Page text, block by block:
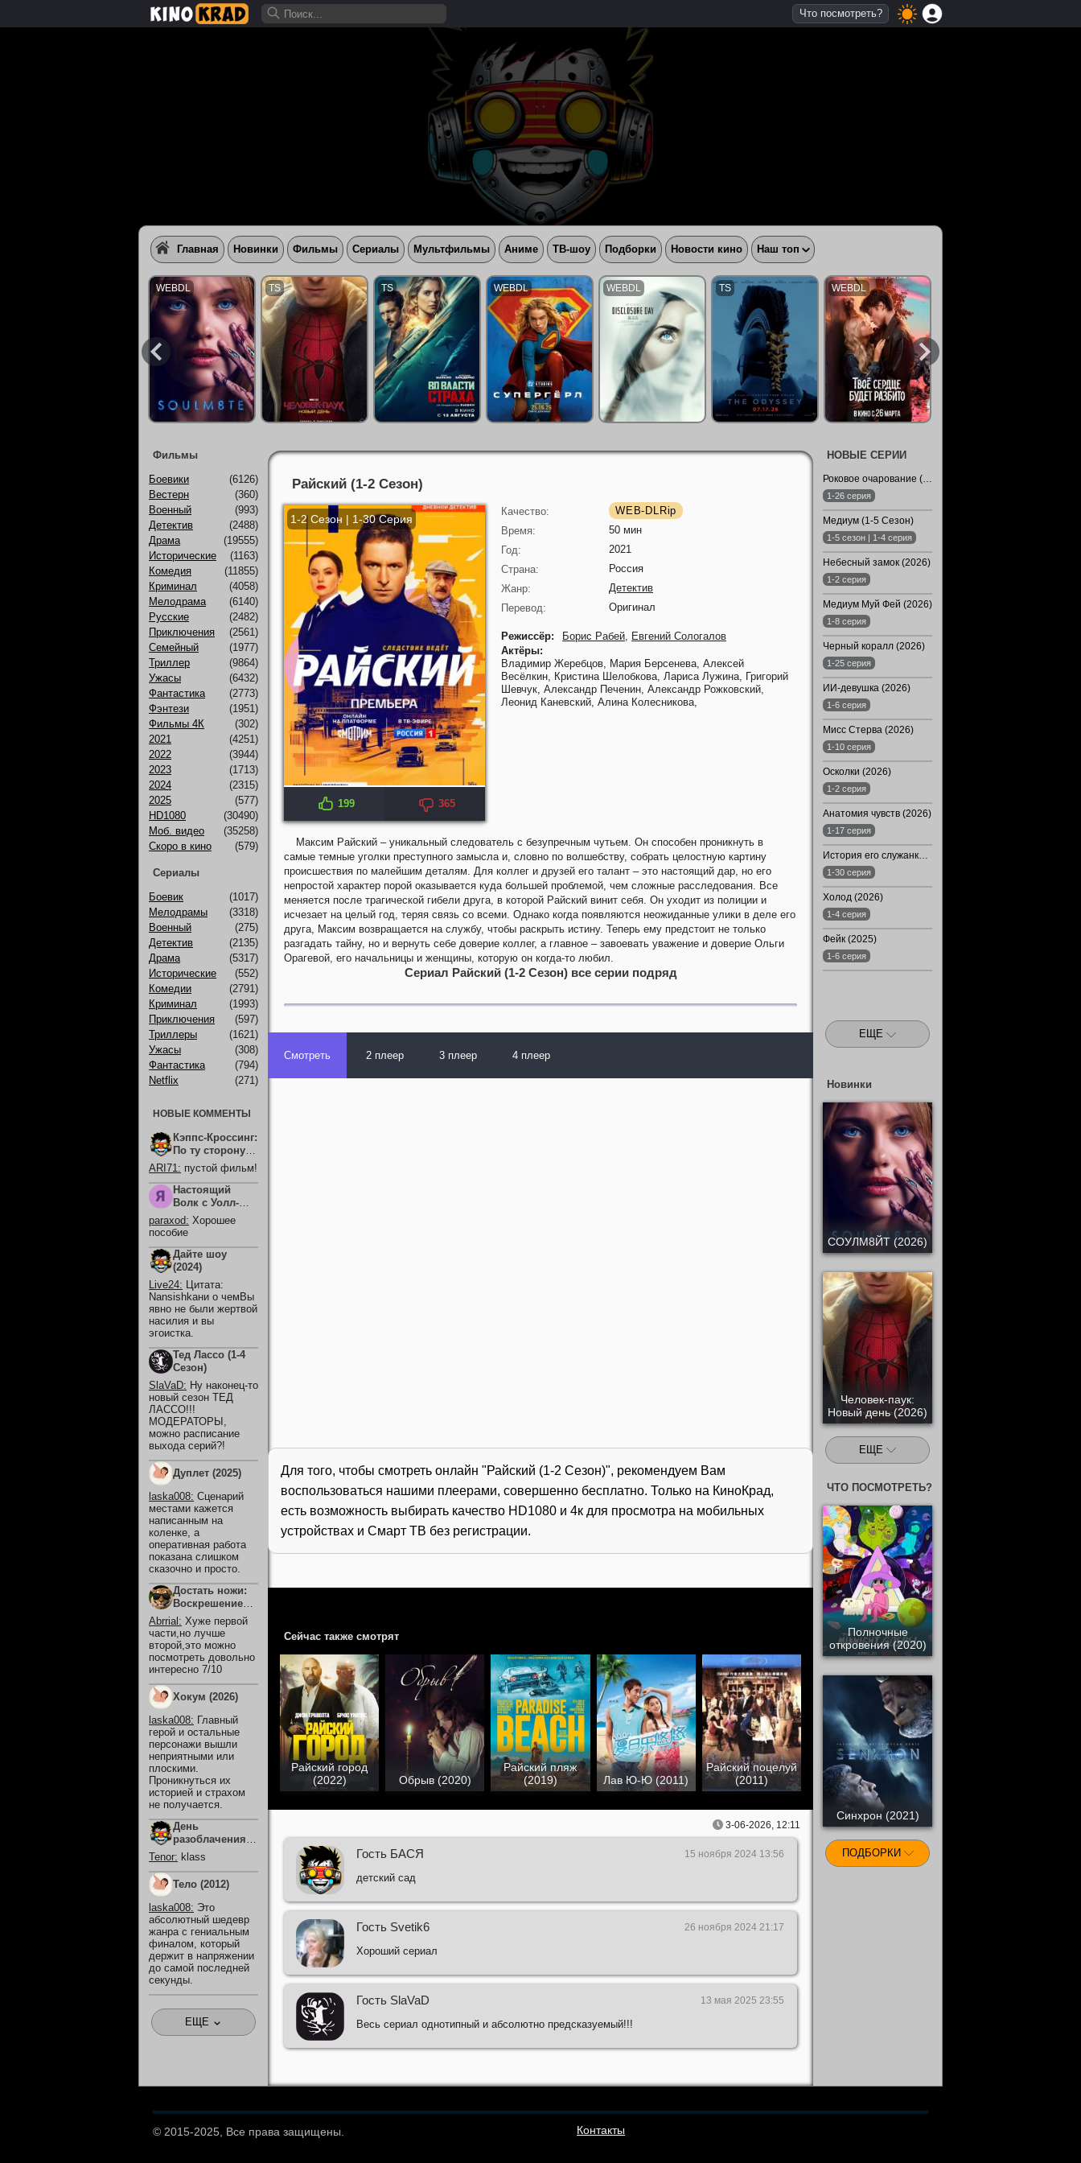
Райский (1-2 Сезон)
KP: 6.5 199 365
1-2 Сезон | 1-30 Серия
Качество:
WEB-DLRip
Время:
50 мин
Год:
2021
Страна:
Россия
Жанр:
Детектив
Перевод:
Оригинал
Режиссёр: Борис Рабей, Евгений Сологалов
Актёры:
Владимир Жеребцов, Мария Берсенева, Алексей
Весёлкин, Кристина Шелобкова, Лариса Лужина, Григорий
Шевчук, Александр Печенин, Александр Рожковский,
Леонид Каневский, Алина Колесникова,
Максим Райский – уникальный следователь с безупречным чутьем. Он способен проникнуть в
самые темные уголки преступного замысла и, словно по волшебству, собрать целостную картину
происшествия по малейшим деталям. Для коллег и друзей его талант – это настоящий дар, но его
непростой характер порой оказывается куда большей проблемой, чем сложные расследования. Все
меняется после трагической гибели друга, в которой Райский винит себя. Он уходит из полиции и
исчезает на целый год, теряя связь со всеми. Однако когда появляются неожиданные улики в деле его
друга, Максим возвращается на службу, чтобы раскрыть истину. Теперь ему предстоит не только
разгадать тайну, но и вернуть себе доверие коллег, а главное – завоевать уважение и доверие Ольги
Орагевой, его начальницы и женщины, которую он когда-то любил.
Сериал Райский (1-2 Сезон) все серии подряд
Смотреть 2 плеер 3 плеер 4 плеер
Для того, чтобы смотреть онлайн "Райский (1-2 Сезон)", рекомендуем Вам
воспользоваться нашими плеерами, совершенно бесплатно. Только на КиноКрад,
есть возможность выбирать качество HD1080 и 4к для просмотра на мобильных
устройствах и Смарт ТВ без регистрации.
Сейчас также смотрят
Райский город
(2022)
Обрыв (2020)
Райский пляж
(2019)
Лав Ю-Ю (2011)
Райский поцелуй
(2011)
3-06-2026, 12:11
Гость БАСЯ 15 ноября 2024 13:56
детский сад
Гость Svetik6 26 ноября 2024 21:17
Хороший сериал
Гость SlaVaD 13 мая 2025 23:55
Весь сериал однотипный и абсолютно предсказуемый!!!
Фильмы
Боевики
(6126)
Вестерн
(360)
Военный
(993)
Детектив
(2488)
Драма
(19555)
Исторические
(1163)
Комедия
(11855)
Криминал
(4058)
Мелодрама
(6140)
Русские
(2482)
Приключения
(2561)
Семейный
(1977)
Триллер
(9864)
Ужасы
(6432)
Фантастика
(2773)
Фэнтези
(1951)
Фильмы 4К
(302)
2021
(4251)
2022
(3944)
2023
(1713)
2024
(2315)
2025
(577)
HD1080
(30490)
Моб. видео
(35258)
Скоро в кино
(579)
Сериалы
Боевик
(1017)
Мелодрамы
(3318)
Военный
(275)
Детектив
(2135)
Драма
(5317)
Исторические
(552)
Комедии
(2791)
Криминал
(1993)
Приключения
(597)
Триллеры
(1621)
Ужасы
(308)
Фантастика
(794)
Netflix
(271)
НОВЫЕ КОММЕНТЫ
Кэппс-Кроссинг:
По ту сторону
смерти (2026)
ARI71: пустой фильм!
Настоящий
Волк с Уолл-
Стрит (2026)
paraxod: Хорошее
пособие
Дайте шоу
(2024)
Live24: Цитата:
Nansishkaни о чемВы
явно не были жертвой
насилия и вы
эгоистка.
Тед Лассо (1-4
Сезон)
SlaVaD: Ну наконец-то
новый сезон ТЕД
ЛАССО!!!
МОДЕРАТОРЫ,
можно расписание
выхода серий?!
Дуплет (2025)
laska008: Сценарий
местами кажется
написанным на
коленке, а
оперативная работа
показана слишком
сказочно и просто.
Достать ножи:
Воскрешение
покойника
(2025)
Abrrial : Хуже первой
части,но лучше
второй,это можно
посмотреть довольно
интересно 7/10
Хокум (2026)
laska008: Главный
герой и остальные
персонажи вышли
неприятными или
плоскими.
Проникнуться их
историей и страхом
не получается.
День
разоблачения
(2026)
Tenor: klass
Тело (2012)
laska008: Это
абсолютный шедевр
жанра с гениальным
финалом, который
держит в напряжении
до самой последней
секунды.
ЕЩЕ
НОВЫЕ СЕРИИ
Роковое очарование (2024)
1-26 серия
Медиум (1-5 Сезон)
1-5 сезон | 1-4 серия
Небесный замок (2026)
1-2 серия
Медиум Муй Фей (2026)
1-8 серия
Черный коралл (2026)
1-25 серия
ИИ-девушка (2026)
1-6 серия
Мисс Стерва (2026)
1-10 серия
Осколки (2026)
1-2 серия
Анатомия чувств (2026)
1-17 серия
История его служанки (2026)
1-30 серия
Холод (2026)
1-4 серия
Фейк (2025)
1-6 серия
ЕЩЕ
Новинки
СОУЛМ8ЙТ (2026)
Человек-паук:
Новый день (2026)
ЕЩЕ
ЧТО ПОСМОТРЕТЬ?
Полночные
откровения (2020)
Синхрон (2021)
ПОДБОРКИ
Главная Новинки Фильмы Сериалы Мультфильмы Аниме ТВ-шоу Подборки Новости кино Наш топ
Что посмотреть?
© 2015-2025, Все права защищены. Контакты